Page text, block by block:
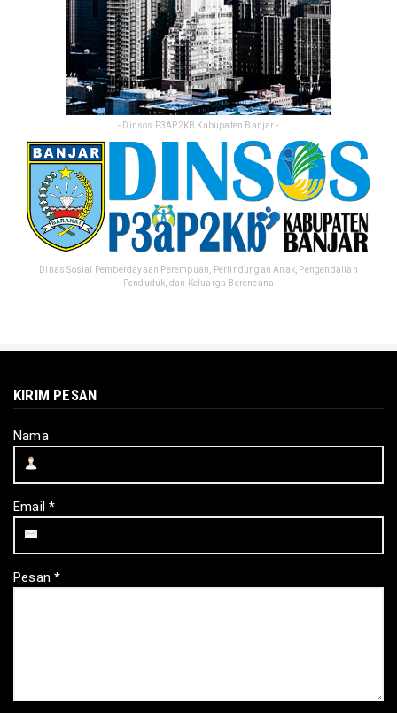
- Dinsos P3AP2KB Kabupaten Banjar -
Dinas Sosial Pemberdayaan Perempuan, Perlindungan Anak, Pengendalian
Penduduk, dan Keluarga Berencana
KIRIM PESAN
Nama
Email*
Pesan*